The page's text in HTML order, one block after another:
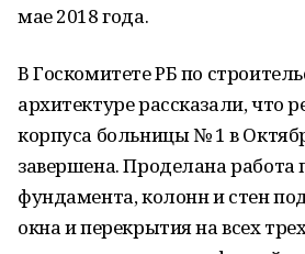
мае 2018 года.
В Госкомитете РБ по
архитектуре рассказали, что
корпуса больницы № 1 в
завершена. Проделана работа
фундамента, колонн и стен
окна и перекрытия на всех